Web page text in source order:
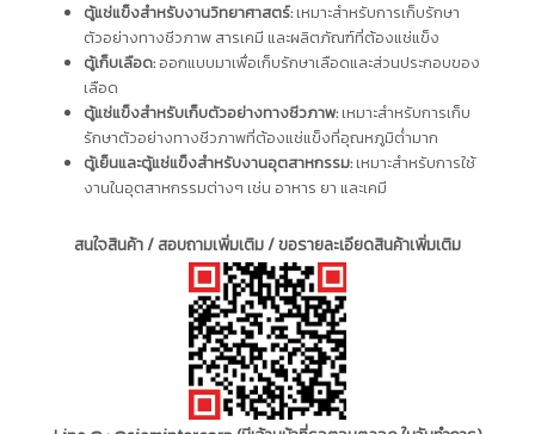
ตู้แช่แข็งสำหรับงานวิทยาศาสตร์: เหมาะสำหรับการเก็บรักษา
ตัวอย่างทางชีวภาพ สารเคมี และผลิตภัณฑ์ที่ต้องแช่แข็ง
ตู้เก็บเลือด: ออกแบบมาเพื่อเก็บรักษาเลือดและส่วนประกอบของ
เลือด
ตู้แช่แข็งสำหรับเก็บตัวอย่างทางชีวภาพ: เหมาะสำหรับการเก็บ
รักษาตัวอย่างทางชีวภาพที่ต้องแช่แข็งที่อุณหภูมิต่ำมาก
ตู้เย็นและตู้แช่แข็งสำหรับงานอุตสาหกรรม: เหมาะสำหรับการใช้
งานในอุตสาหกรรมต่างๆ เช่น อาหาร ยา และเคมี
สนใจสินค้า / สอบถามเพิ่มเติม / ขอรายละเอียดสินค้าเพิ่มเติม